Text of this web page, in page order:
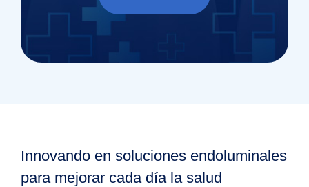
Innovando en soluciones endoluminales
para mejorar cada día la salud